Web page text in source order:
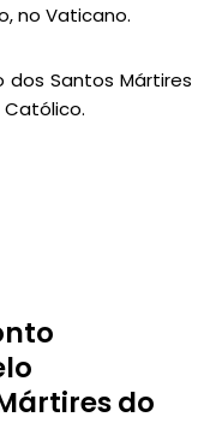
no Vaticano.
Santos Mártires
do